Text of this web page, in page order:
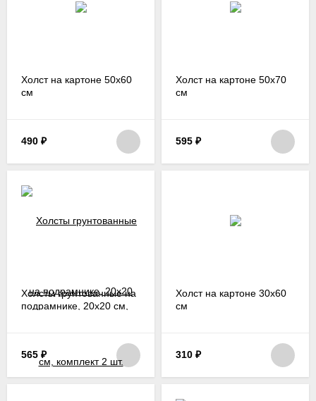
Холст на картоне 50х60
см
490 ₽
Холст на картоне 50х70
см
595 ₽
Холсты грунтованные на
подрамнике, 20х20 см,
565 ₽
Холст на картоне 30х60
см
310 ₽